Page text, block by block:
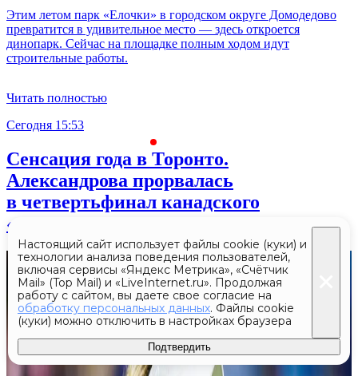
Этим летом парк «Елочки» в городском округе Домодедово
превратится в удивительное место — здесь откроется
динопарк. Сейчас на площадке полным ходом идут
строительные работы.
Читать полностью
Сегодня 15:53
Сенсация года в Торонто.
Александрова прорвалась
в четвертьфинал канадского
«тысячника»
Настоящий сайт использует файлы cookie (куки) и
технологии анализа поведения пользователей,
включая сервисы «Яндекс Метрика», «Счётчик
Mail» (Top Mail) и «LiveInternet.ru». Продолжая
работу с сайтом, вы даете свое согласие на
обработку персональных данных. Файлы cookie
(куки) можно отключить в настройках браузера
Подтвердить